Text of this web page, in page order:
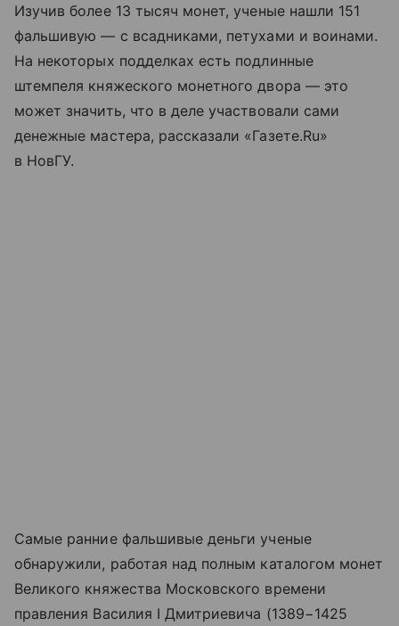
Изучив более 13 тысяч монет, ученые нашли 151
фальшивую — с всадниками, петухами и воинами.
На некоторых подделках есть подлинные
штемпеля княжеского монетного двора — это
может значить, что в деле участвовали сами
денежные мастера, рассказали «Газете.Ru»
в НовГУ.
Самые ранние фальшивые деньги ученые
обнаружили, работая над полным каталогом монет
Великого княжества Московского времени
правления Василия I Дмитриевича (1389−1425